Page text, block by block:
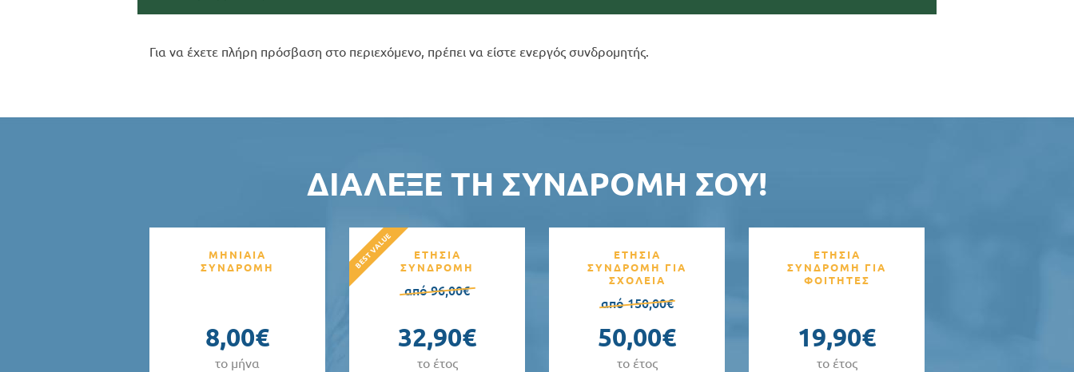
Για να έχετε πλήρη πρόσβαση στο περιεχόμενο, πρέπει να είστε ενεργός συνδρομητής.
ΔΙΆΛΕΞΕ ΤΗ ΣΥΝΔΡΟΜΉ ΣΟΥ!
ΜΗΝΙΑΙΑ
ΣΥΝΔΡΟΜΗ
8,00€
το μήνα
ΕΤΗΣΙΑ
ΣΥΝΔΡΟΜΗ
από 96,00€
32,90€
το έτος
ΕΤΗΣΙΑ
ΣΥΝΔΡΟΜΗ ΓΙΑ
ΣΧΟΛΕΙΑ
από 150,00€
50,00€
το έτος
ΕΤΗΣΙΑ
ΣΥΝΔΡΟΜΗ ΓΙΑ
ΦΟΙΤΗΤΕΣ
19,90€
το έτος